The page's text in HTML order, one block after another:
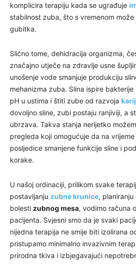
komplicira terapiju kada se ugrađuje
stabilnost zuba, što s vremenom
gubitka.
Slično tome, dehidracija organizma,
značajno utječe na zdravlje usne
unošenje vode smanjuje produkciju
mehanizma zuba. Slina ispire bakterije
pH u ustima i štiti zube od razvoja
dovoljno sline, zubi postaju ranjiviji, a
ubrzava. Takva stanja nerijetko
pregleda koji omogućuje da na
posljedice smanjene funkcije sline i
korake.
U našoj ordinaciji, prilikom svake
postavljanju zubne krunice, planiranju
bolesti zubnog mesa, vodimo računa
pacijenta. Svjesni smo da je svaki
nijedna terapija ne smije biti izolirana
pristupamo minimalno invazivnim
prirodna tkiva i izbjegavajući